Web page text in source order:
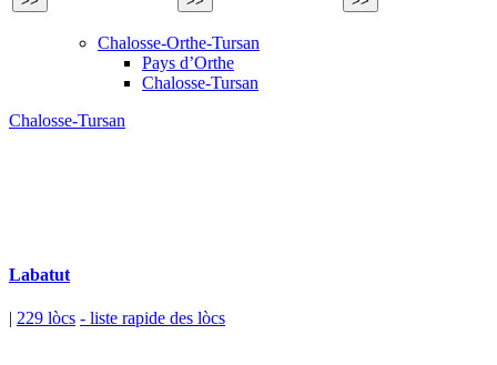
Chalosse-Orthe-Tursan
Pays d’Orthe
Chalosse-Tursan
Chalosse-Tursan
Labatut
| 229 lòcs - liste rapide des lòcs